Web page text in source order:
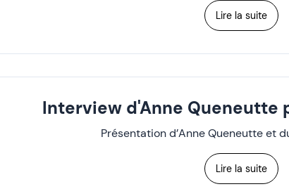
Lire la suite
Interview d'Anne Queneutte
Présentation d’Anne Queneutte et
Lire la suite